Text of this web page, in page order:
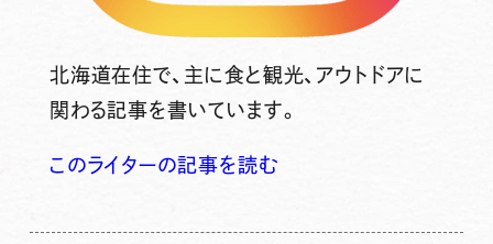
北海道在住で、主に食と観光、アウトドアに
関わる記事を書いています。
このライターの記事を読む